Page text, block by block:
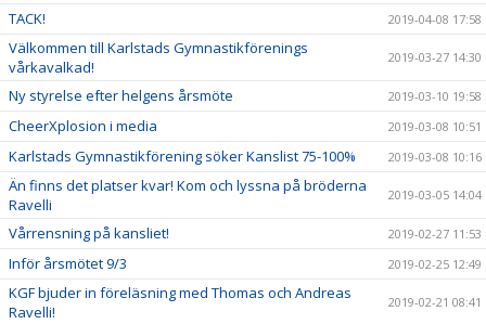
TACK! 2019-04-08 17:58
Välkommen till Karlstads Gymnastikförenings
vårkavalkad!
2019-03-27 14:30
Ny styrelse efter helgens årsmöte 2019-03-10 19:58
CheerXplosion i media 2019-03-08 10:51
Karlstads Gymnastikförening söker Kanslist 75-100% 2019-03-08 10:16
Än finns det platser kvar! Kom och lyssna på bröderna
Ravelli
2019-03-05 14:04
Vårrensning på kansliet! 2019-02-27 11:53
Inför årsmötet 9/3 2019-02-25 12:49
KGF bjuder in föreläsning med Thomas och Andreas
Ravelli!
2019-02-21 08:41